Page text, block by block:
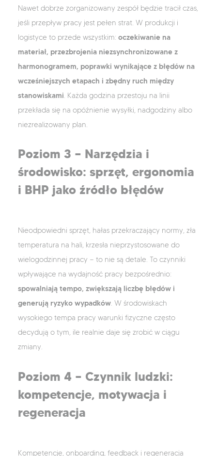
Nawet dobrze zorganizowany zespół będzie tracił czas,
jeśli przepływ pracy jest pełen strat. W produkcji i
logistyce to przede wszystkim: oczekiwanie na
materiał, przezbrojenia niezsynchronizowane z
harmonogramem, poprawki wynikające z błędów na
wcześniejszych etapach i zbędny ruch między
stanowiskami . Każda godzina przestoju na linii
przekłada się na opóźnienie wysyłki, nadgodziny albo
niezrealizowany plan.
Poziom 3 — Narzędzia i
środowisko: sprzęt, ergonomia
i BHP jako źródło błędów
Nieodpowiedni sprzęt, hałas przekraczający normy, zła
temperatura na hali, krzesła nieprzystosowane do
wielogodzinnej pracy — to nie są detale. To czynniki
wpływające na wydajność pracy bezpośrednio:
spowalniają tempo, zwiększają liczbę błędów i
generują ryzyko wypadków. W środowiskach
wysokiego tempa pracy warunki fizyczne często
decydują o tym, ile realnie daje się zrobić w ciągu
zmiany.
Poziom 4 — Czynnik ludzki:
kompetencje, motywacja i
regeneracja
Kompetencje, onboarding, feedback i regeneracja